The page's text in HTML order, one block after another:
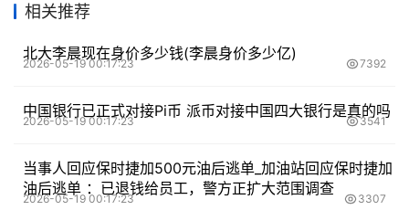
相关推荐
北大李晨现在身价多少钱(李晨身价多少亿)
2026-05-19 00:17:23 7392
中国银行已正式对接Pi币 派币对接中国四大银行是真的吗
2026-05-19 00:17:23 3541
当事人回应保时捷加500元油后逃单_加油站回应保时捷加
油后逃单 ：已退钱给员工，警方正扩大范围调查
2026-05-19 00:17:23 3307